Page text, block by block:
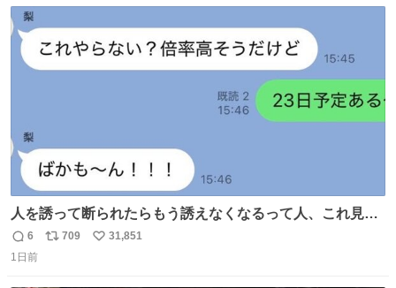
人を誘って断られたらもう誘えなくなるって人、これ見て
元気出してほしい
返
信
6
リ
709
い
31,851
1日前